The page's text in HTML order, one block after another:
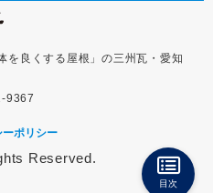
を良くする屋根」の三州瓦・愛知
9367
ーポリシー
Reserved.
目次